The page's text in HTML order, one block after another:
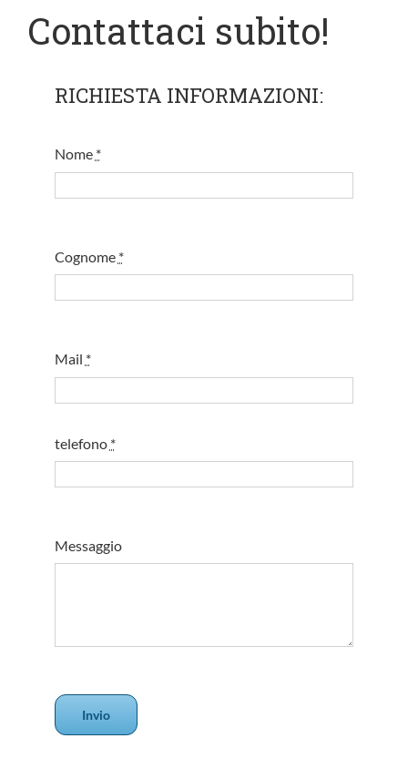
Contattaci subito!
RICHIESTA INFORMAZIONI:
Nome *
Cognome *
Mail *
telefono *
Messaggio
Invio